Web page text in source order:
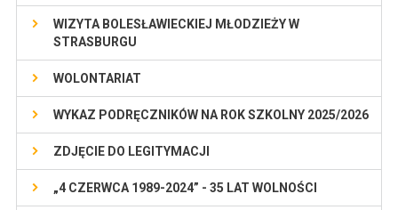
WIZYTA BOLESŁAWIECKIEJ MŁODZIEŻY W
STRASBURGU
WOLONTARIAT
WYKAZ PODRĘCZNIKÓW NA ROK SZKOLNY 2025/2026
ZDJĘCIE DO LEGITYMACJI
„4 CZERWCA 1989-2024” - 35 LAT WOLNOŚCI